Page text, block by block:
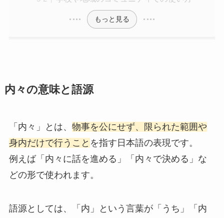
もっと見る
内々の意味と語源
「内々」とは、 物事を公にせず、限られた範囲や
身内だけで行うこと を指す日本語の表現です。
例えば「内々に話を進める」「内々で決める」な
どの形で使われます。
語源としては、「内」という言葉が「うち」「内